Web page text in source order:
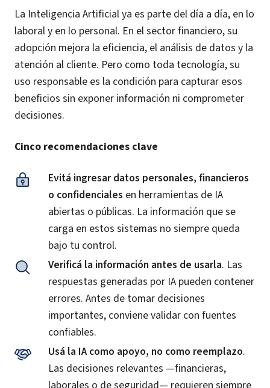
La Inteligencia Artificial ya es parte del día a día, en lo
laboral y en lo personal. En el sector financiero, su
adopción mejora la eficiencia, el análisis de datos y la
atención al cliente. Pero como toda tecnología, su
uso responsable es la condición para capturar esos
beneficios sin exponer información ni comprometer
decisiones.
Cinco recomendaciones clave
Evitá ingresar datos personales, financieros
o confidenciales en herramientas de IA
abiertas o públicas. La información que se
carga en estos sistemas no siempre queda
bajo tu control.
Verificá la información antes de usarla. Las
respuestas generadas por IA pueden contener
errores. Antes de tomar decisiones
importantes, conviene validar con fuentes
confiables.
Usá la IA como apoyo, no como reemplazo.
Las decisiones relevantes —financieras,